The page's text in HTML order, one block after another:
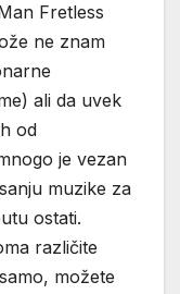
Fretless
ne znam
ali da uvek
od
je vezan
muzike za
ostati.
različite
možete